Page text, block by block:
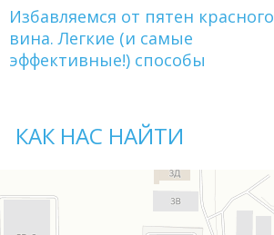
Избавляемся от пятен красного
вина. Легкие (и самые
эффективные!) способы
КАК НАС НАЙТИ